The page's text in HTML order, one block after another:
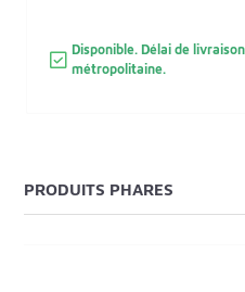
Disponible. Délai de
métropolitaine.
PRODUITS PHARES